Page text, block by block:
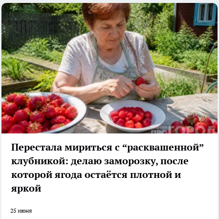
Перестала мириться с “расквашенной”
клубникой: делаю заморозку, после
которой ягода остаётся плотной и
яркой
25 июня